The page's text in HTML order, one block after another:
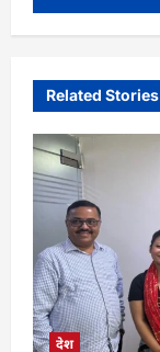
Related Stories
देश